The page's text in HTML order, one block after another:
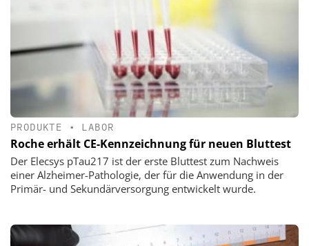
PRODUKTE • LABOR
Roche erhält CE-Kennzeichnung für neuen Bluttest
Der Elecsys pTau217 ist der erste Bluttest zum Nachweis
einer Alzheimer-Pathologie, der für die Anwendung in der
Primär- und Sekundärversorgung entwickelt wurde.